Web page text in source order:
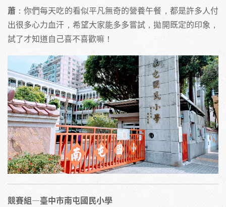
蕭 ：你們每天吃的看似平凡無奇的營養午餐，都是許多人付
出很多心力血汗，希望大家能多多嘗試，拋開既定的印象，
試了才知道自己喜不喜歡嘛！
競賽組—臺中市南屯國民小學